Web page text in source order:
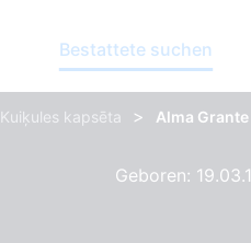
Bestattete suchen
Kuiķules kapsēta > Alma Grante
Geboren: